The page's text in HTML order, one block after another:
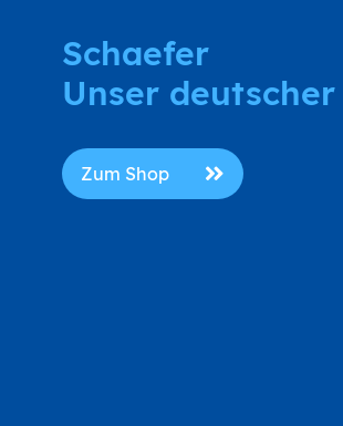
Schaefer
Unser
Zum Shop